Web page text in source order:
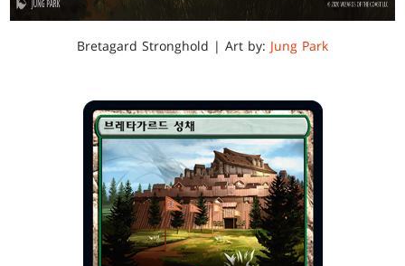
Bretagard Stronghold | Art by: Jung Park